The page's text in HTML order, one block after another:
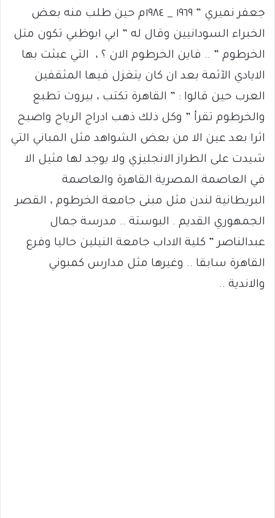
جعفر نميري ” ١٩٦٩ _ ١٩٨٤م حين طلب منه بعض
الخبراء السودانيين وقال له ” ابي ابوظبي تكون متل
الخرطوم ” .. فاين الخرطوم الان ؟ ، التي عبثت بها
الايادي الآثمة بعد ان كان يتغزل فيها المثقفين
العرب حين قالوا : ” القاهرة تكتب ، بيروت تطبع
والخرطوم تقرأ ” وكل ذلك ذهب ادراج الرياح واصبح
اثرا بعد عين الا من بعض الشواهد مثل المباني التي
شيدت على الطراز الانجليزي ولا يوجد لها مثيل الا
في العاصمة المصرية القاهرة والعاصمة
البريطانية لندن مثل مبنى جامعة الخرطوم ، القصر
الجمهوري القديم . البوستة .. مدرسة جمال
عبدالناصر ” كلية الاداب جامعة النيلين حاليا وفرع
القاهرة سابقا .. وغيرها مثل مدارس كمبوني
والاندية ..